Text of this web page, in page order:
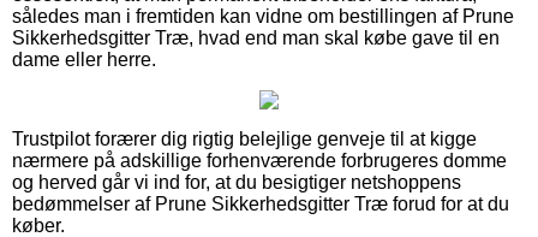
således man i fremtiden kan vidne om bestillingen af Prune
Sikkerhedsgitter Træ, hvad end man skal købe gave til en
dame eller herre.
Trustpilot forærer dig rigtig belejlige genveje til at kigge
nærmere på adskillige forhenværende forbrugeres domme
og herved går vi ind for, at du besigtiger netshoppens
bedømmelser af Prune Sikkerhedsgitter Træ forud for at du
køber.